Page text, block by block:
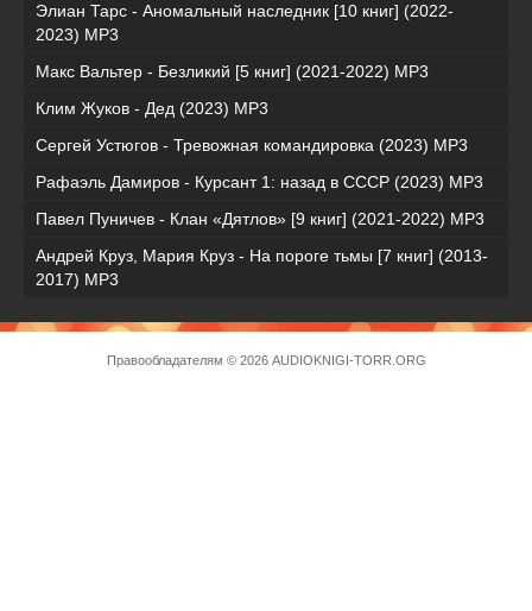
Элиан Тарс - Аномальный наследник [10 книг] (2022-
2023) MP3
Макс Вальтер - Безликий [5 книг] (2021-2022) МР3
Клим Жуков - Дед (2023) MP3
Сергей Устюгов - Тревожная командировка (2023) МР3
Рафаэль Дамиров - Курсант 1: назад в СССР (2023) МР3
Павел Пуничев - Клан «Дятлов» [9 книг] (2021-2022) MP3
Андрей Круз, Мария Круз - На пороге тьмы [7 книг] (2013-
2017) МР3
Правообладателям © 2026 AUDIOKNIGI-TORR.ORG